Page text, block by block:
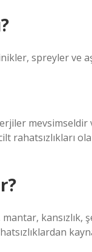
spreyler ve
rahatsızlıkları
kansızlık,